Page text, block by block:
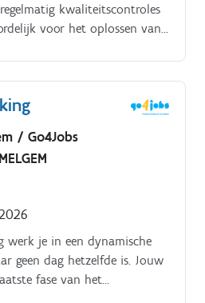
kwaliteitscontroles
voor het oplossen van
/ Go4Jobs
werk je in een dynamische
geen dag hetzelfde is. Jouw
fase van het